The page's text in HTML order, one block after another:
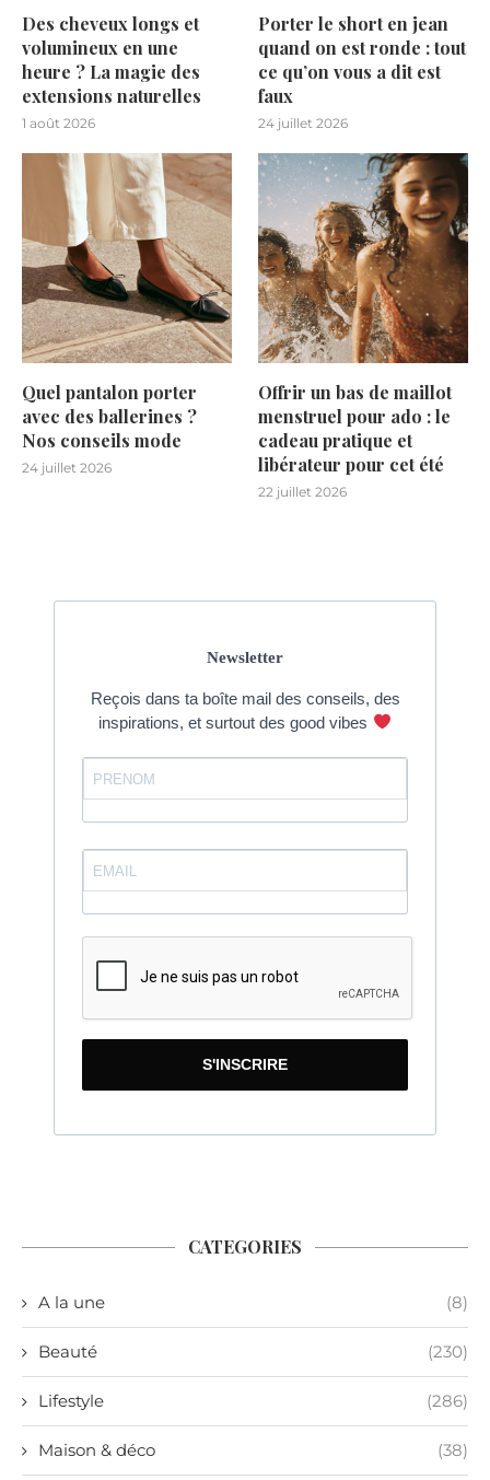
Des cheveux longs et
volumineux en une
heure ? La magie des
extensions naturelles
1 août 2026
Porter le short en jean
quand on est ronde : tout
ce qu’on vous a dit est
faux
24 juillet 2026
Quel pantalon porter
avec des ballerines ?
Nos conseils mode
24 juillet 2026
Offrir un bas de maillot
menstruel pour ado : le
cadeau pratique et
libérateur pour cet été
22 juillet 2026
Newsletter
Reçois dans ta boîte mail des conseils, des
inspirations, et surtout des good vibes
S'INSCRIRE
CATEGORIES
A la une (8)
Beauté (230)
Lifestyle (286)
Maison & déco (38)